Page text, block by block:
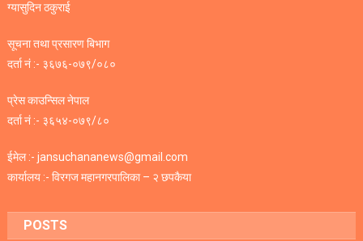
ग्यासुदिन ठकुराई
सूचना तथा प्रसारण बिभाग
दर्ता नं :- ३६७६-०७९/०८०
प्रेस काउन्सिल नेपाल
दर्ता नं :- ३६५४-०७९/८०
ईमेल :- jansuchananews@gmail.com
कार्यालय :- विरगज महानगरपालिका – २ छपकैया
POSTS